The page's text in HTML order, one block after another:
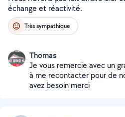
échange et réactivité.
Très sympathique
Thomas
Je vous remercie avec un
à me recontacter pour de
avez besoin merci